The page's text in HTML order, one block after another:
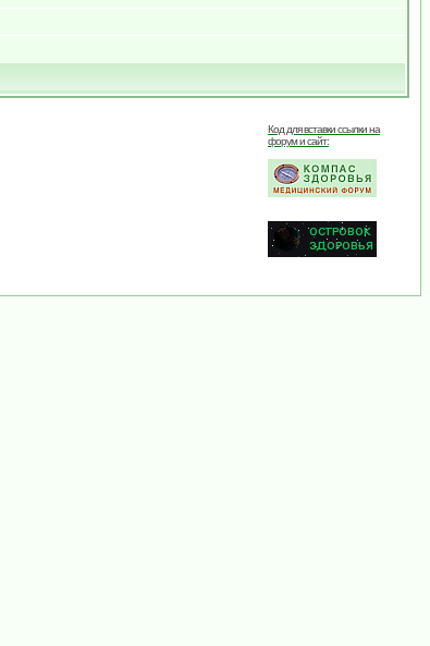
Код для вставки ссылки на
форум и сайт: